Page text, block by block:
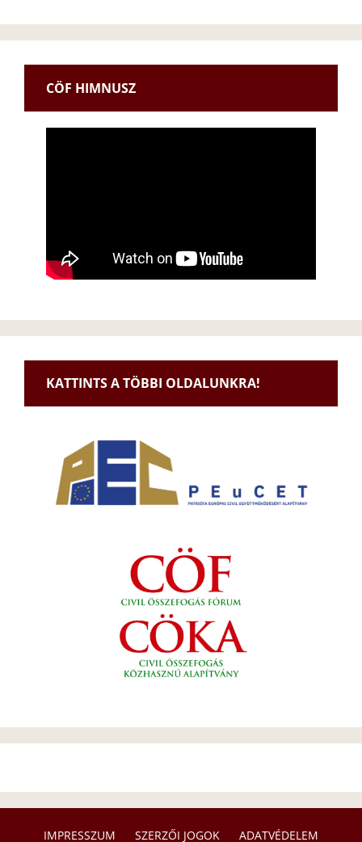
CÖF HIMNUSZ
KATTINTS A TÖBBI OLDALUNKRA!
IMPRESSZUM SZERZŐI JOGOK ADATVÉDELEM